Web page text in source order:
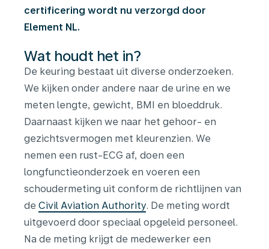
certificering wordt nu verzorgd door
Element NL.
Wat houdt het in?
De keuring bestaat uit diverse onderzoeken.
We kijken onder andere naar de urine en we
meten lengte, gewicht, BMI en bloeddruk.
Daarnaast kijken we naar het gehoor- en
gezichtsvermogen met kleurenzien. We
nemen een rust-ECG af, doen een
longfunctieonderzoek en voeren een
schoudermeting uit conform de richtlijnen van
de Civil Aviation Authority. De meting wordt
uitgevoerd door speciaal opgeleid personeel.
Na de meting krijgt de medewerker een